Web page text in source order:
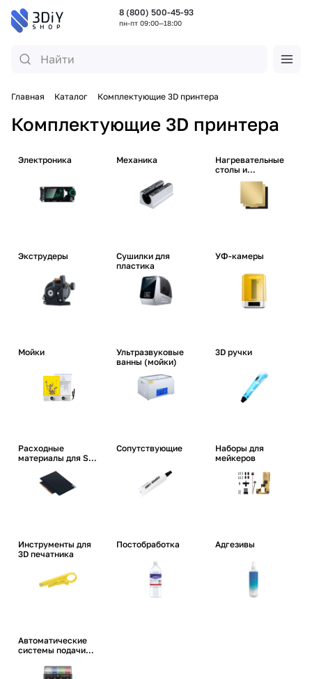
8 (800) 500-45-93
пн-пт 09:00—18:00
Главная Каталог Комплектующие 3D принтера
Комплектующие 3D принтера
Электроника Механика
Нагревательные
столы и
сопутствующие
Экструдеры
Сушилки для
пластика
УФ-камеры
Мойки
Ультразвуковые
ванны (мойки)
3D ручки
Расходные
материалы для SLA
Сопутствующие
Наборы для
мейкеров
Инструменты для
3D печатника
Постобработка Адгезивы
Автоматические
системы подачи